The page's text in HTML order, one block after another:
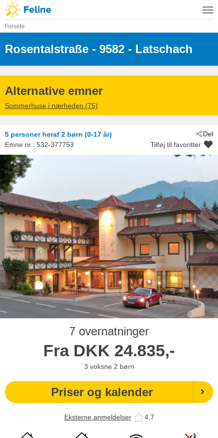
Forside
Rosentalstraße - 9582 - Latschach
Alternative emner
Sommerhuse i nærheden (75)
Del
5 personer heraf 2 børn (0-17 år)
Emne nr.: 532-377753 Tilføj til favoritter
7 overnatninger
Fra DKK 24.835,-
3 voksne 2 børn
Priser og kalender
Eksterne anmeldelser 4,7